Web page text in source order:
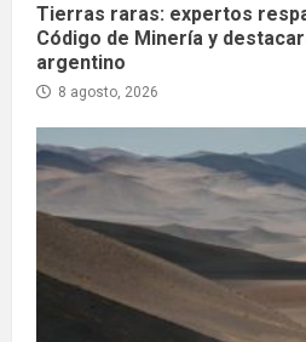
Tierras raras: expertos
Código de Minería y
argentino
8 agosto, 2026